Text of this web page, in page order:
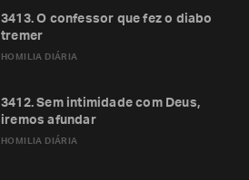
HOMILIA DIÁRIA
3413. O confessor que fez o diabo
tremer
HOMILIA DIÁRIA
3412. Sem intimidade com Deus,
iremos afundar